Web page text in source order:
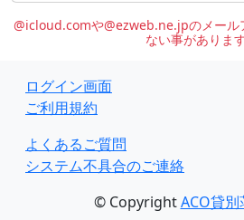
@icloud.comや@ezweb.ne.jpのメール
ない事があります
ログイン画面
ご利用規約
よくあるご質問
システム不具合のご連絡
© CopyrightACO貸